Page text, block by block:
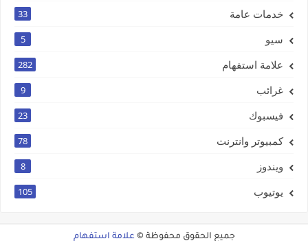
خدمات عامة 33
سيو 5
علامة استفهام 282
غرائب 9
فيسبوك 23
كمبيوتر وانترنت 78
ويندوز 8
يوتيوب 105
جميع الحقوق محفوظة © علامة استفهام